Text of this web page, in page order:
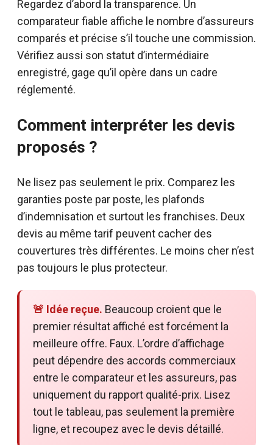
Regardez d’abord la transparence. Un
comparateur fiable affiche le nombre d’assureurs
comparés et précise s’il touche une commission.
Vérifiez aussi son statut d’intermédiaire
enregistré, gage qu’il opère dans un cadre
réglementé.
Comment interpréter les devis
proposés ?
Ne lisez pas seulement le prix. Comparez les
garanties poste par poste, les plafonds
d’indemnisation et surtout les franchises. Deux
devis au même tarif peuvent cacher des
couvertures très différentes. Le moins cher n’est
pas toujours le plus protecteur.
🚨 Idée reçue. Beaucoup croient que le
premier résultat affiché est forcément la
meilleure offre. Faux. L’ordre d’affichage
peut dépendre des accords commerciaux
entre le comparateur et les assureurs, pas
uniquement du rapport qualité-prix. Lisez
tout le tableau, pas seulement la première
ligne, et recoupez avec le devis détaillé.